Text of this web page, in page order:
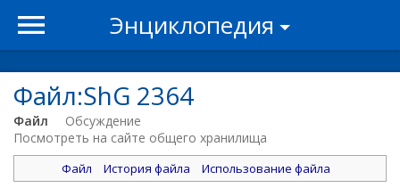
Энциклопедия
Файл:ShG 2364
Файл
Обсуждение
Посмотреть на сайте общего хранилища
Файл История файла Использование файла